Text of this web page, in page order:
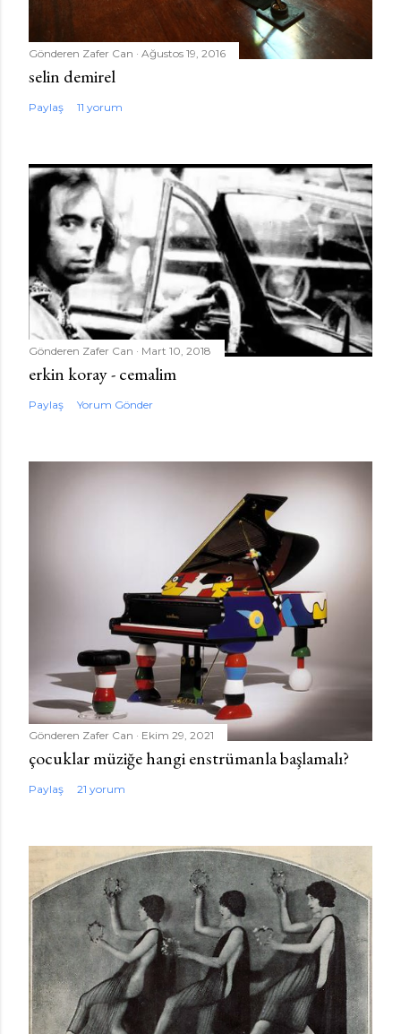
Gönderen Zafer Can Ağustos 19, 2016
selin demirel
Paylaş 11 yorum
Gönderen Zafer Can Mart 10, 2018
erkin koray - cemalim
Paylaş Yorum Gönder
Gönderen Zafer Can Ekim 29, 2021
çocuklar müziğe hangi enstrümanla başlamalı?
Paylaş 21 yorum